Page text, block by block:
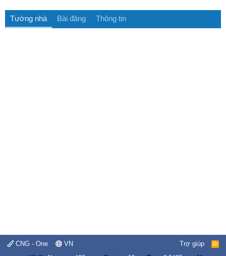
Tường nhà Bài đăng Thông tin
CNG - One VN Trợ giúp
R